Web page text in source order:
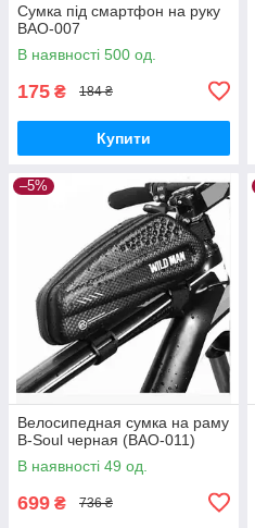
Сумка під смартфон на руку
BAO-007
В наявності 500 од.
175 ₴ 184 ₴
Купити
–5%
Велосипедная сумка на раму
B-Soul черная (BAO-011)
В наявності 49 од.
699 ₴ 736 ₴